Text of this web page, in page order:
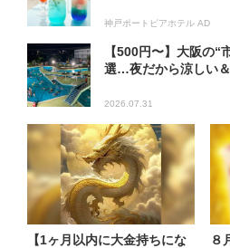
神戸ポートピアホテル AD
【500円〜】大阪の“
選…夜だから涼しい
2026.07.31
【1ヶ月以内に大金持ちにな
８